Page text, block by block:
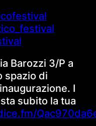
Barozzi 3/P a
spazio di
I
subito la tua